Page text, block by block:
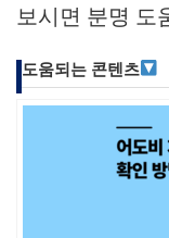
보시면 분명 도
도움되는 콘텐츠